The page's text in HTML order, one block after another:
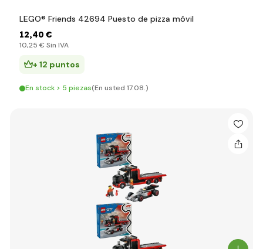
LEGO® Friends 42694 Puesto de pizza móvil
12,40 €
10,25 € Sin IVA
+ 12 puntos
En stock > 5 piezas(En usted 17.08.)